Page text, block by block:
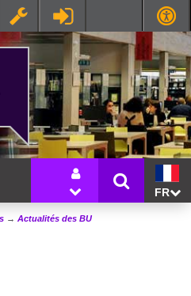
FR
→ Actualités des BU